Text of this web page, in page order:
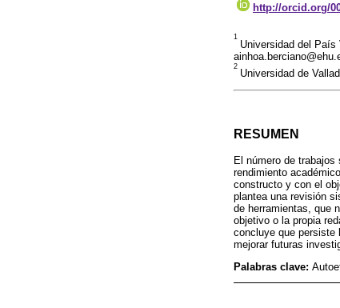
http://orcid.org/
1
Universidad del País
2
Universidad de
RESUMEN
El número de
rendimiento
constructo y con el
plantea una revisión
de herramientas, que
objetivo o la propia
concluye que persiste
mejorar futuras
Palabras clave: